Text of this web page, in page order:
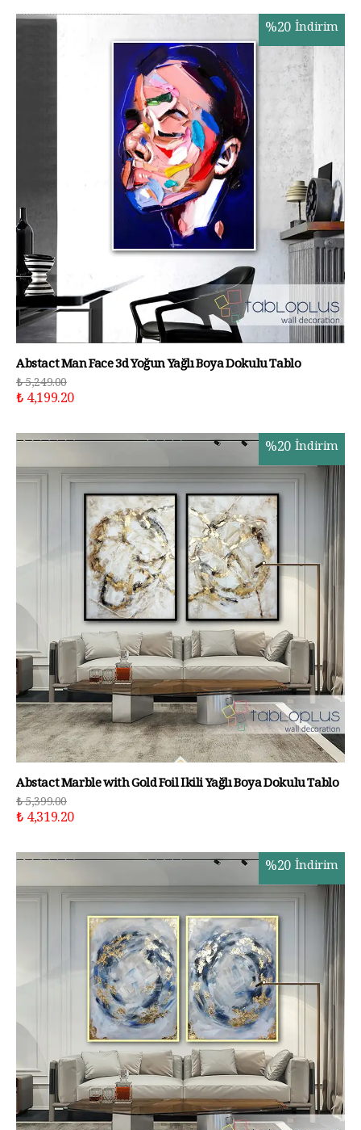
%20 İndirim
Abstact Man Face 3d Yoğun Yağlı Boya Dokulu Tablo
₺ 5,249.00
₺ 4,199.20
%20 İndirim
Abstact Marble with Gold Foil İkili Yağlı Boya Dokulu Tablo
₺ 5,399.00
₺ 4,319.20
%20 İndirim